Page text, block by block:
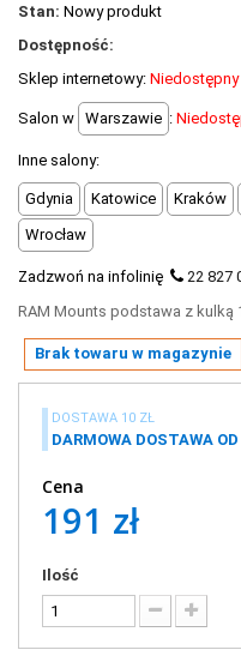
OUTLET
Stan: Nowy produkt
Dostępność:
Sklep internetowy: Niedostępny
Salon w Warszawie :
Inne salony:
Gdynia Katowice Kraków
Wrocław
Zadzwoń na infolinię
22 827
RAM Mounts podstawa z kulką
Brak towaru w magazynie
DOSTAWA 10 ZŁ
DARMOWA DOSTAWA
Cena
191 zł
Ilość